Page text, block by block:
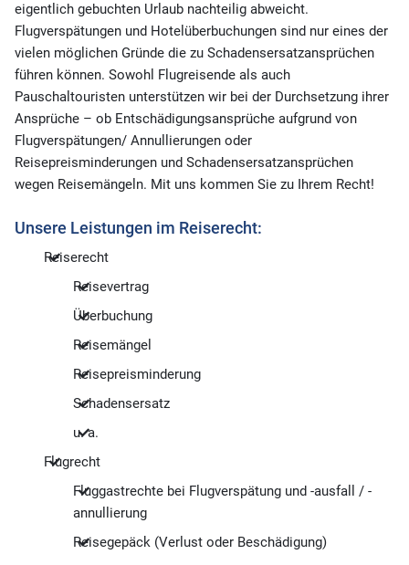
eigentlich gebuchten Urlaub nachteilig abweicht.
Flugverspätungen und Hotelüberbuchungen sind nur eines der
vielen möglichen Gründe die zu Schadensersatzansprüchen
führen können. Sowohl Flugreisende als auch
Pauschaltouristen unterstützen wir bei der Durchsetzung ihrer
Ansprüche – ob Entschädigungsansprüche aufgrund von
Flugverspätungen/ Annullierungen oder
Reisepreisminderungen und Schadensersatzansprüchen
wegen Reisemängeln. Mit uns kommen Sie zu Ihrem Recht!
Unsere Leistungen im Reiserecht:
Reiserecht
Reisevertrag
Überbuchung
Reisemängel
Reisepreisminderung
Schadensersatz
u. a.
Flugrecht
Fluggastrechte bei Flugverspätung und -ausfall / -
annullierung
Reisegepäck (Verlust oder Beschädigung)